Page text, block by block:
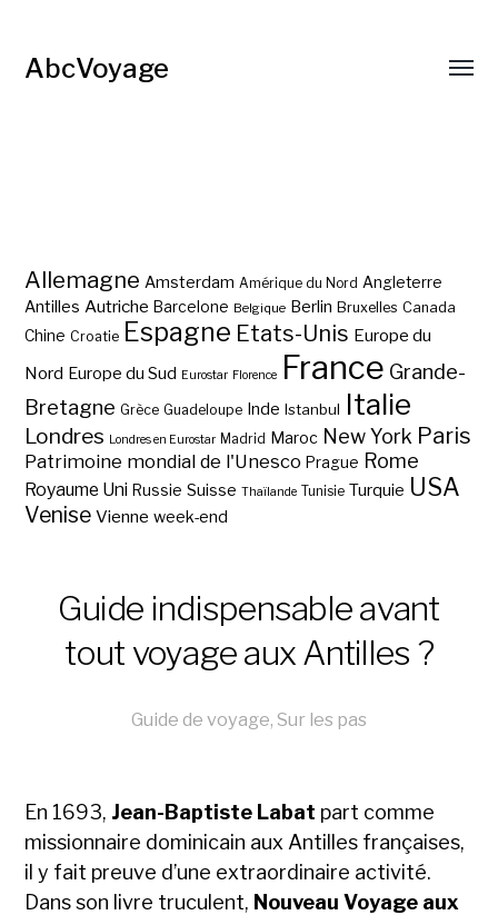
AbcVoyage
Allemagne Amsterdam Amérique du Nord Angleterre
Antilles Autriche Barcelone Belgique Berlin Bruxelles Canada
Chine Croatie Espagne Etats-Unis Europe du
Nord Europe du Sud Eurostar Florence France Grande-
Bretagne Grèce Guadeloupe Inde Istanbul Italie
Londres Londres en Eurostar Madrid Maroc New York Paris
Patrimoine mondial de l'Unesco Prague Rome
Royaume Uni Russie Suisse Thaïlande Tunisie Turquie USA
Venise Vienne week-end
Guide indispensable avant
tout voyage aux Antilles ?
Guide de voyage, Sur les pas
En 1693, Jean-Baptiste Labat part comme
missionnaire dominicain aux Antilles françaises,
il y fait preuve d’une extraordinaire activité.
Dans son livre truculent, Nouveau Voyage aux